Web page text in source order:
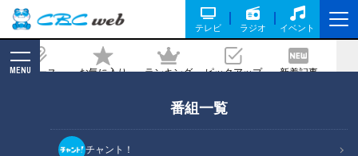
テレビ ラジオ イベント
ニュース お気に入り ランキング ピックアップ 新着記事
MENU
番組一覧
チャント！
1枚約20トン！？東名高速リニューアル